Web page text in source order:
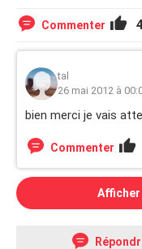
Commenter
tal
26 mai 2012 à
bien merci je vais
Commenter